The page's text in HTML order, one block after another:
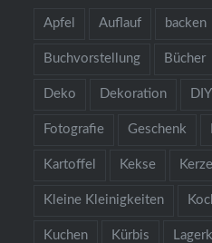
Apfel Auflauf backen
Buchvorstellung Bücher
Deko Dekoration DIY
Fotografie Geschenk
Kartoffel Kekse
Kleine Kleinigkeiten
Kuchen Kürbis